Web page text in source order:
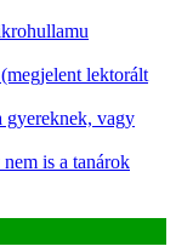
lektorált
gyereknek, vagy
is a tanárok